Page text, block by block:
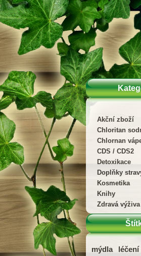
Akční zboží
Chloritan
Chlornan
CDS / CDS2
Detoxikace
Doplňky
Kosmetika
Knihy
Zdravá výživa
mýdla léčení